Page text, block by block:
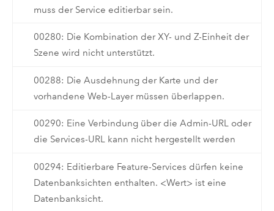
muss der Service editierbar sein.
00280: Die Kombination der XY- und Z-Einheit der
Szene wird nicht unterstützt.
00288: Die Ausdehnung der Karte und der
vorhandene Web-Layer müssen überlappen.
00290: Eine Verbindung über die Admin-URL oder
die Services-URL kann nicht hergestellt werden
00294: Editierbare Feature-Services dürfen keine
Datenbanksichten enthalten. <Wert> ist eine
Datenbanksicht.